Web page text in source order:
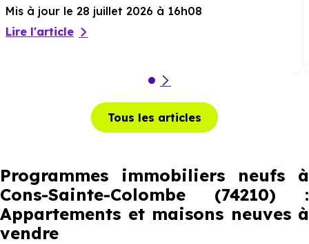
Mis à jour le 28 juillet 2026 à 16h08
Lire l'article
Tous les articles
Programmes immobiliers neufs à
Cons-Sainte-Colombe (74210) :
Appartements et maisons neuves à
vendre